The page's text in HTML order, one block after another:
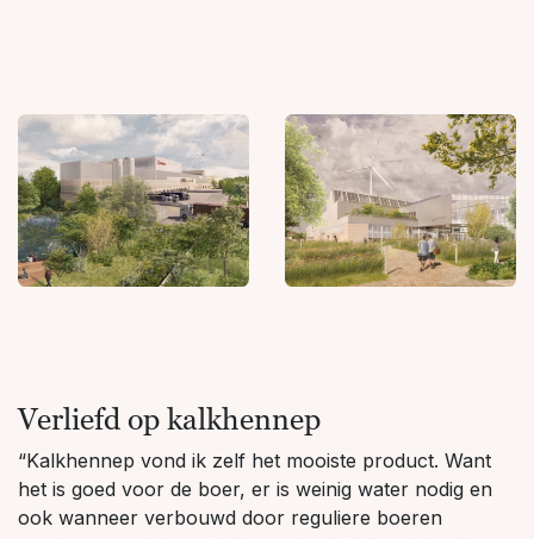
Verliefd op kalkhennep
“Kalkhennep vond ik zelf het mooiste product. Want
het is goed voor de boer, er is weinig water nodig en
ook wanneer verbouwd door reguliere boeren